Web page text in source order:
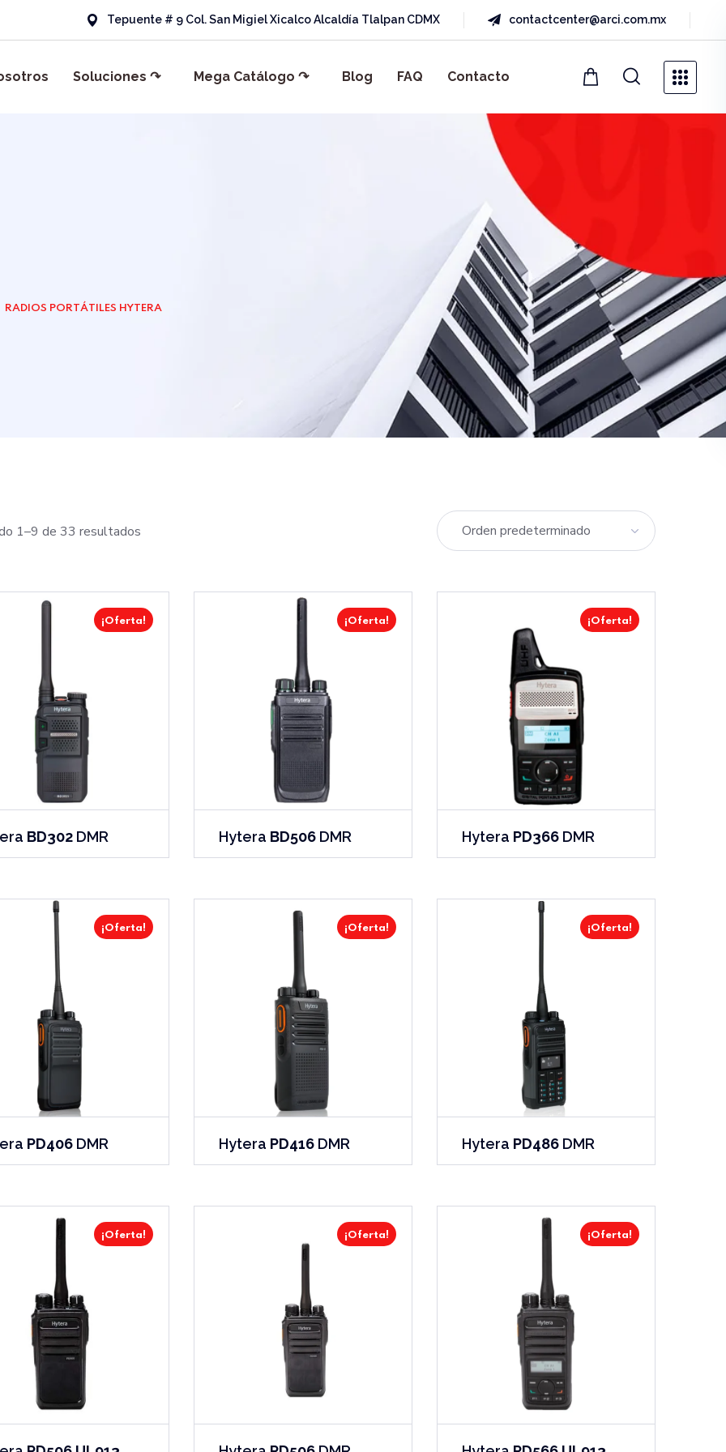
Tepuente # 9 Col. San Migiel Xicalco Alcaldía Tlalpan CDMX contactcenter@arci.com.mx
Soluciones ↷ Mega Catálogo ↷ Blog FAQ Contacto
RADIOS PORTÁTILES HYTERA
1–9 de 33 resultados
¡Oferta!
BD302 DMR
¡Oferta!
Hytera BD506DMR
¡Oferta!
Hytera PD366DMR
¡Oferta!
PD406 DMR
¡Oferta!
Hytera PD416DMR
¡Oferta!
Hytera PD486DMR
¡Oferta! ¡Oferta! ¡Oferta!